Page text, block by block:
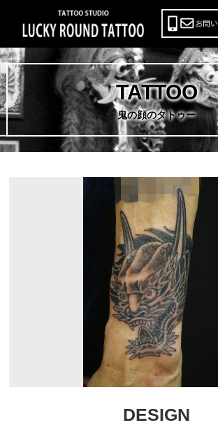
TATTOO
鬼の顔のタトゥー
DESIGN